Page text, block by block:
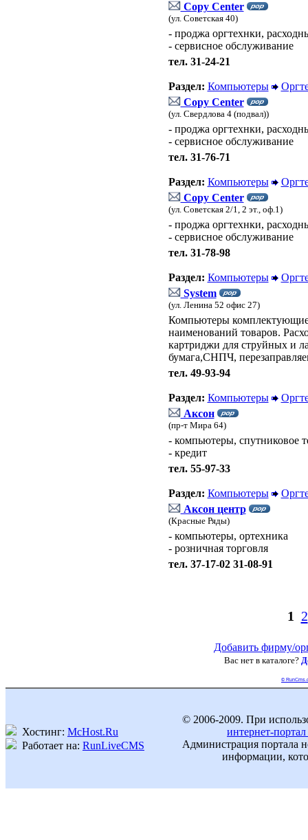
Copy Center
(ул. Советская 40)
- проджа оргтехнки,
- сервисное обслуживание
тел. 31-24-21
Раздел: Компьютеры
Copy Center
(ул. Свердлова 4 (подвал))
- проджа оргтехнки,
- сервисное обслуживание
тел. 31-76-71
Раздел: Компьютеры
Copy Center
(ул. Советская 2/1, 2 эт., оф.1)
- проджа оргтехнки,
- сервисное обслуживание
тел. 31-78-98
Раздел: Компьютеры
System
(ул. Ленина 52 офис 27)
Компьютеры комплектующие
наименований товаров.
картриджи для струйных и
бумага,СНПЧ,
тел. 49-93-94
Раздел: Компьютеры
Аксон
(пр-т Мира 64)
- компьютеры, спутниковое
- кредит
тел. 55-97-33
Раздел: Компьютеры
Аксон центр
(Красные Ряды)
- компьютеры, ортехника
- розничная торговля
тел. 37-17-02 31-08-91
1 2
Добавить фирму/
Вас нет в каталоге?
©
Хостинг: McHost.Ru
Работает на: RunLiveCMS
© 2006-2009. При
интернет-
Администрация портала
информации,